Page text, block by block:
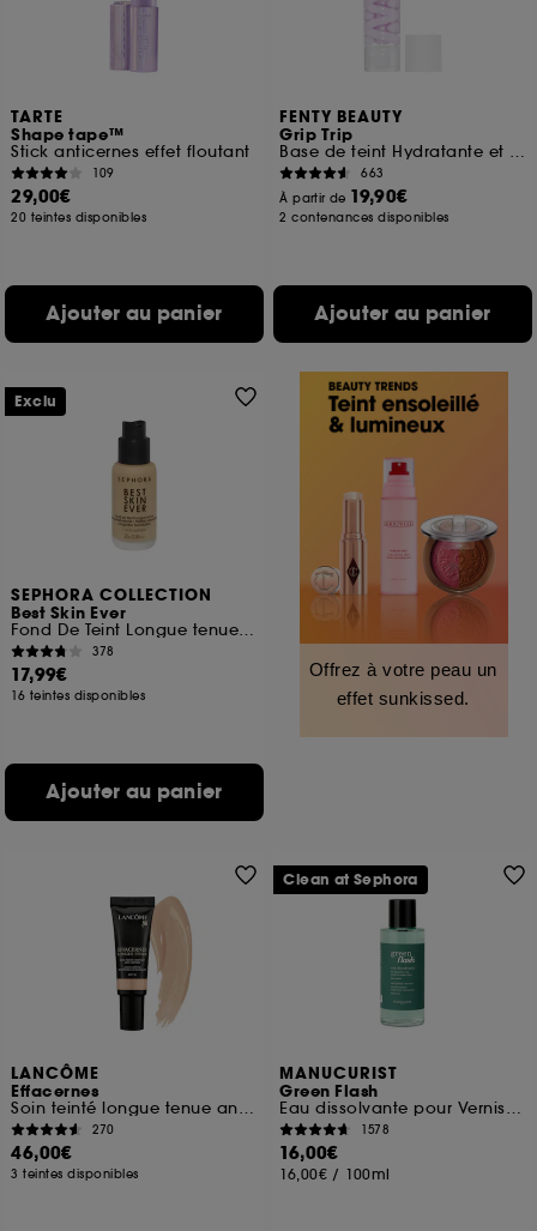
TARTE
Shape tape™
Stick anticernes effet floutant
109
29,00€
20 teintes disponibles
Ajouter au panier
FENTY BEAUTY
Grip Trip
Base de teint Hydratante et Repulpante
663
À partir de 19,90€
2 contenances disponibles
Ajouter au panier
SEPHORA COLLECTION
Best Skin Ever
Fond De Teint Longue tenue teint parfait naturel
378
17,99€
16 teintes disponibles
Ajouter au panier
Exclu
Offrez à votre peau un
effet sunkissed.
LANCÔME
Effacernes
Soin teinté longue tenue anticernes SPF 30
270
46,00€
3 teintes disponibles
MANUCURIST
Green Flash
Eau dissolvante pour Vernis Green Flash
1578
16,00€
16,00€ / 100ml
Clean at Sephora